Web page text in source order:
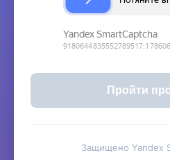
Пройти
Защищено Yandex